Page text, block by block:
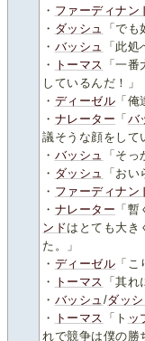
・ ファーディナン
・ ダッシュ
「でも
・ バッシュ
「此処
・
トーマス
「一
しているんだ！」
・ ディーゼル 「俺
・ ナレーター 「バ
議そうな顔をして
・ バッシュ
「そ
・ ダッシュ
「お
・ ファーディナン
・ ナレーター 「
ンドはとても大き
た。」
・ ディーゼル 「
・
トーマス
「其
・ バッシュ /ダッ
・
トーマス 「ト ッ
れで競争は僕の勝